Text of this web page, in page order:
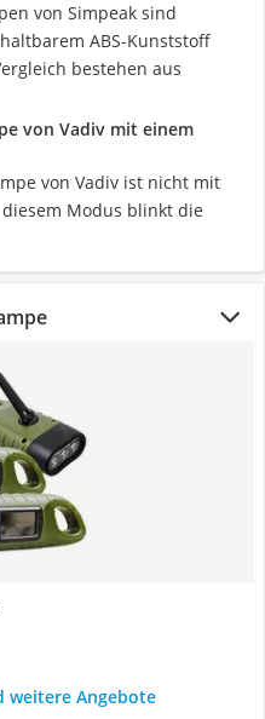
von Simpeak sind
ABS-Kunststoff
bestehen aus
von Vadiv mit einem
von Vadiv ist nicht mit
Modus blinkt die
weitere Angebote